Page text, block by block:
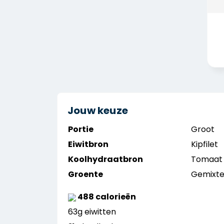
Jouw keuze
Portie
Groot
Eiwitbron
Kipfilet
Koolhydraatbron
Groente
488 calorieën
63g eiwitten